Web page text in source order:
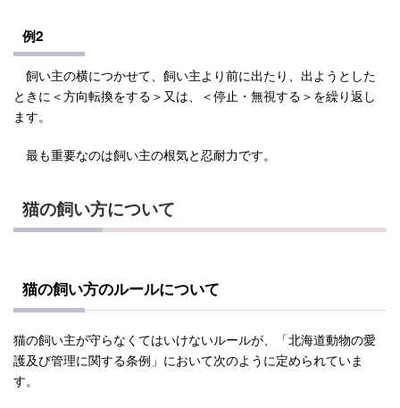
例2
飼い主の横につかせて、飼い主より前に出たり、出ようとした
ときに＜方向転換をする＞又は、＜停止・無視する＞を繰り返し
ます。
最も重要なのは飼い主の根気と忍耐力です。
猫の飼い方について
猫の飼い方のルールについて
猫の飼い主が守らなくてはいけないルールが、「北海道動物の愛
護及び管理に関する条例」において次のように定められていま
す。